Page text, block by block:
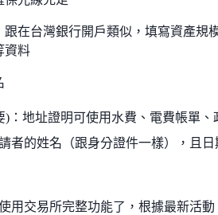
跟在台灣銀行開戶類似，填寫資產規
資料
)：地址證明可使用水費、電費帳單、
者的姓名（跟身分證件一樣），且日
用交易所完整功能了，根據最新活動